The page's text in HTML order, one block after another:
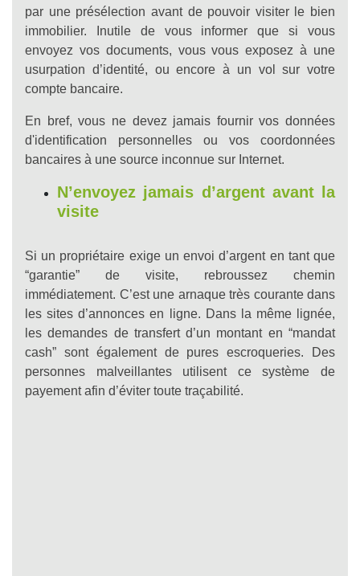
par une présélection avant de pouvoir visiter le bien
immobilier. Inutile de vous informer que si vous
envoyez vos documents, vous vous exposez à une
usurpation d’identité, ou encore à un vol sur votre
compte bancaire.
En bref, vous ne devez jamais fournir vos données
d'identification personnelles ou vos coordonnées
bancaires à une source inconnue sur Internet.
N’envoyez jamais d’argent avant la
visite
Si un propriétaire exige un envoi d’argent en tant que
“garantie” de visite, rebroussez chemin
immédiatement. C’est une arnaque très courante dans
les sites d’annonces en ligne. Dans la même lignée,
les demandes de transfert d’un montant en “mandat
cash” sont également de pures escroqueries. Des
personnes malveillantes utilisent ce système de
payement afin d’éviter toute traçabilité.